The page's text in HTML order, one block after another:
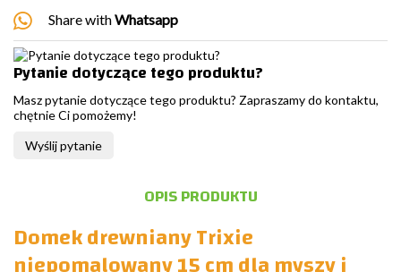
Share withWhatsapp
Pytanie dotyczące tego produktu?
Masz pytanie dotyczące tego produktu? Zapraszamy do kontaktu,
chętnie Ci pomożemy!
Wyślij pytanie
OPIS PRODUKTU
Domek drewniany Trixie